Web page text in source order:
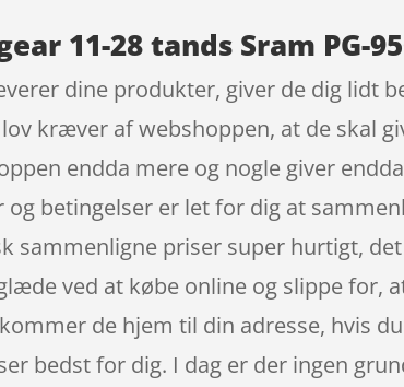
11-28 tands Sram
dine produkter, giver de dig lidt
kræver af webshoppen, at de skal
endda mere og nogle giver
og betingelser er let for dig at
sammenligne priser super hurtigt,
ved at købe online og slippe for,
de hjem til din adresse, hvis
bedst for dig. I dag er der ingen